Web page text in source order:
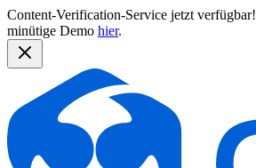
Content-Verification-Service jetzt verfügbar!
minütige Demo hier.